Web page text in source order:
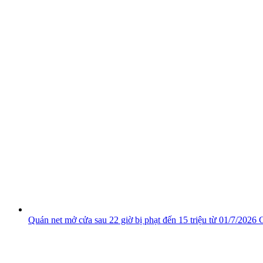
Quán net mở cửa sau 22 giờ bị phạt đến 15 triệu từ 01/7/2026